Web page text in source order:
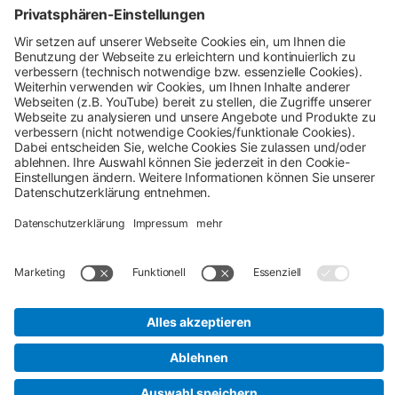
Bei Fragen an den Netz- und Messstellenbetreiber
Shop-Service
Zahlung & Versand
AGB Verbraucherinformation
Datenschutz
Cookie-Einstellungen
Alle Preise inkl. gesetzl. Mehrwertsteuer zzgl.
Versandkosten
und ggf. Nachnahmegebühren, wenn
nicht anders angegeben.
## Gemäß § 12 Abs. 3 UStG reduziert sich die MwSt. auf 0% bei
Lieferungen von Solarmodulen für bestimmte Betreiber.
Informationen